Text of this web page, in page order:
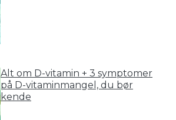
Alt om D-vitamin + 3 symptomer
på D-vitaminmangel, du bør
kende